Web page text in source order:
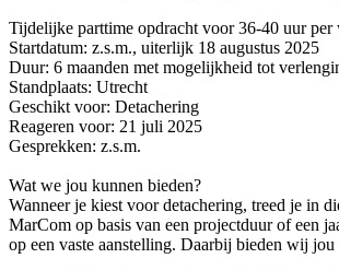
Tijdelijke parttime opdracht voor 36-40 uur per
Startdatum: z.s.m., uiterlijk 18 augustus 2025
Duur: 6 maanden met mogelijkheid tot
Standplaats: Utrecht
Geschikt voor: Detachering
Reageren voor: 21 juli 2025
Gesprekken: z.s.m.
Wat we jou kunnen bieden?
Wanneer je kiest voor detachering, treed je in
MarCom op basis van een projectduur of een
op een vaste aanstelling. Daarbij bieden wij